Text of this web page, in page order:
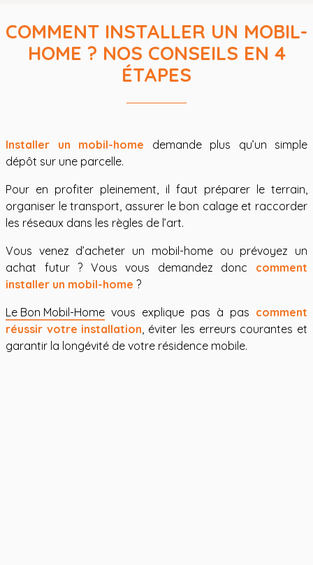
COMMENT INSTALLER UN MOBIL-
HOME ? NOS CONSEILS EN 4
ÉTAPES
Installer un mobil-home demande plus qu’un simple
dépôt sur une parcelle.
Pour en profiter pleinement, il faut préparer le terrain,
organiser le transport, assurer le bon calage et raccorder
les réseaux dans les règles de l’art.
Vous venez d’acheter un mobil-home ou prévoyez un
achat futur ? Vous vous demandez donc comment
installer un mobil-home ?
Le Bon Mobil-Home vous explique pas à pas comment
réussir votre installation, éviter les erreurs courantes et
garantir la longévité de votre résidence mobile.